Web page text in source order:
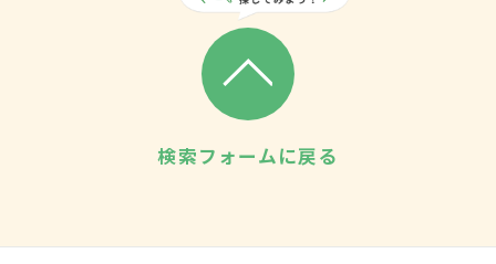
検索フォームに戻る